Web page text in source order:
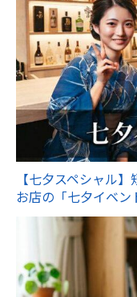
【七夕スペシャル
お店の「七夕イベン